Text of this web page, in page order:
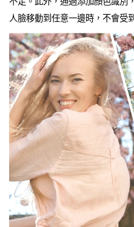
人臉移動到任意一邊時，不會受